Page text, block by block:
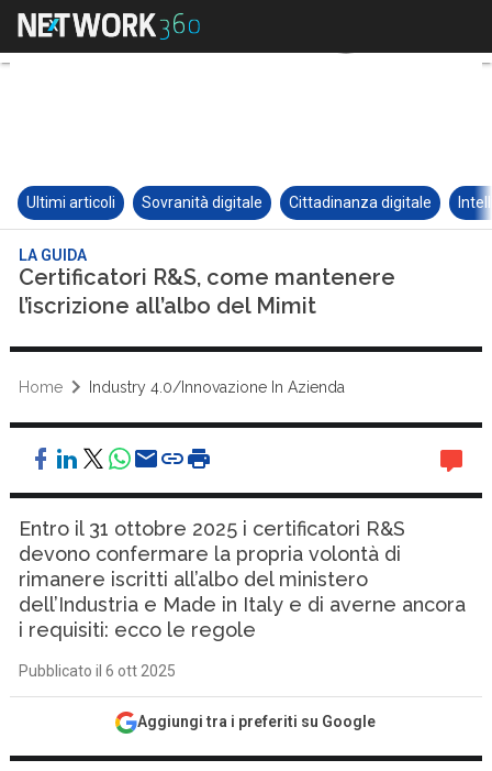
Ultimi articoli Sovranità digitale Cittadinanza digitale
LA GUIDA
Certificatori R&S, come mantenere
l’iscrizione all’albo del Mimit
Home Industry 4.0/Innovazione In Azienda
Entro il 31 ottobre 2025 i certificatori R&S
devono confermare la propria volontà di
rimanere iscritti all’albo del ministero
dell’Industria e Made in Italy e di averne ancora
i requisiti: ecco le regole
Pubblicato il 6 ott 2025
Aggiungi tra i preferiti su Google